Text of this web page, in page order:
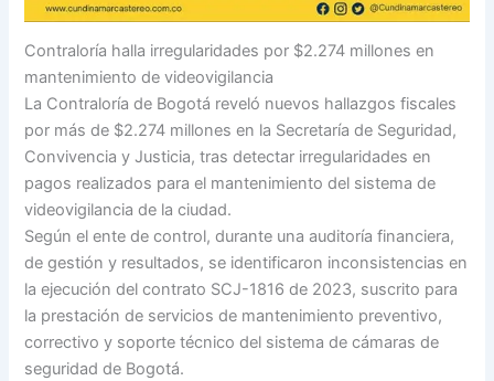
Contraloría halla irregularidades por $2.274 millones en
mantenimiento de videovigilancia
La Contraloría de Bogotá reveló nuevos hallazgos fiscales
por más de $2.274 millones en la Secretaría de Seguridad,
Convivencia y Justicia, tras detectar irregularidades en
pagos realizados para el mantenimiento del sistema de
videovigilancia de la ciudad.
Según el ente de control, durante una auditoría financiera,
de gestión y resultados, se identificaron inconsistencias en
la ejecución del contrato SCJ-1816 de 2023, suscrito para
la prestación de servicios de mantenimiento preventivo,
correctivo y soporte técnico del sistema de cámaras de
seguridad de Bogotá.